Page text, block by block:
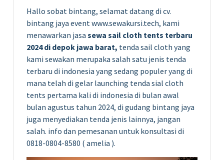
Hallo sobat bintang, selamat datang di cv.
bintang jaya event www.sewakursi.tech, kami
menawarkan jasa sewa sail cloth tents terbaru
2024 di depok jawa barat, tenda sail cloth yang
kami sewakan merupaka salah satu jenis tenda
terbaru di indonesia yang sedang populer yang di
mana telah di gelar launching tenda sial cloth
tents pertama kali di indonesia di bulan awal
bulan agustus tahun 2024, di gudang bintang jaya
juga menyediakan tenda jenis lainnya, jangan
salah. info dan pemesanan untuk konsultasi di
0818-0804-8580 ( amelia ).